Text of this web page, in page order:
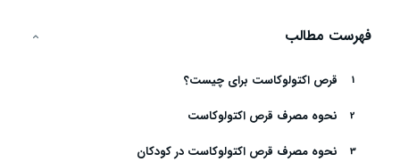
فهرست مطالب
قرص اکتولوکاست برای چیست؟
نحوه مصرف قرص اکتولوکاست
نحوه مصرف قرص اکتولوکاست در کودکان